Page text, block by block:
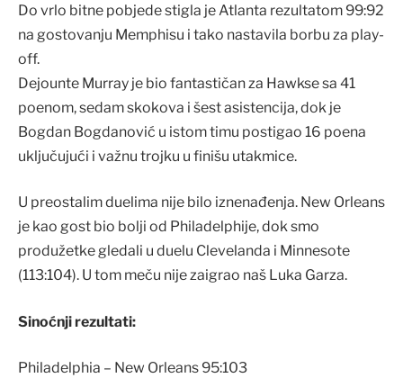
Do vrlo bitne pobjede stigla je Atlanta rezultatom 99:92
na gostovanju Memphisu i tako nastavila borbu za play-
off.
Dejounte Murray je bio fantastičan za Hawkse sa 41
poenom, sedam skokova i šest asistencija, dok je
Bogdan Bogdanović u istom timu postigao 16 poena
uključujući i važnu trojku u finišu utakmice.
U preostalim duelima nije bilo iznenađenja. New Orleans
je kao gost bio bolji od Philadelphije, dok smo
produžetke gledali u duelu Clevelanda i Minnesote
(113:104). U tom meču nije zaigrao naš Luka Garza.
Sinoćnji rezultati:
Philadelphia – New Orleans 95:103